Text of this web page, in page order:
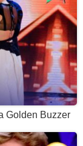
Golden Buzzer